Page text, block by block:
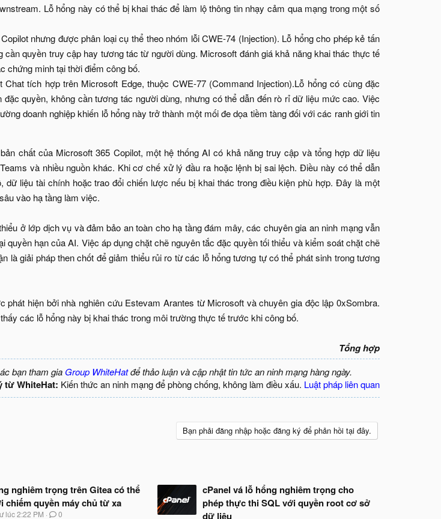
Lỗ hổng này có thể bị khai thác để làm lộ thông tin nhạy cảm qua mạng trong một số
nhưng được phân loại cụ thể theo nhóm lỗi CWE-74 (Injection). Lỗ hổng cho phép kẻ tấn
quyền truy cập hay tương tác từ người dùng. Microsoft đánh giá khả năng khai thác thực tế
chứng minh tại thời điểm công bố.​
Chat tích hợp trên Microsoft Edge, thuộc CWE-77 (Command Injection).Lỗ hổng có cùng đặc
quyền, không cần tương tác người dùng, nhưng có thể dẫn đến rò rỉ dữ liệu mức cao. Việc
doanh nghiệp khiến lỗ hổng này trở thành một mối đe dọa tiềm tàng đối với các ranh giới tin
chất của Microsoft 365 Copilot, một hệ thống AI có khả năng truy cập và tổng hợp dữ liệu
và nhiều nguồn khác. Khi cơ chế xử lý đầu ra hoặc lệnh bị sai lệch. Điều này có thể dẫn
dữ liệu tài chính hoặc trao đổi chiến lược nếu bị khai thác trong điều kiện phù hợp. Đây là một
vào hạ tầng làm việc.
ở lớp dịch vụ và đảm bảo an toàn cho hạ tầng đám mây, các chuyên gia an ninh mạng vẫn
quyền hạn của AI. Việc áp dụng chặt chẽ nguyên tắc đặc quyền tối thiểu và kiểm soát chặt chẽ
là giải pháp then chốt để giảm thiểu rủi ro từ các lỗ hổng tương tự có thể phát sinh trong tương
hiện bởi nhà nghiên cứu Estevam Arantes từ Microsoft và chuyên gia độc lập 0xSombra.
các lỗ hổng này bị khai thác trong môi trường thực tế trước khi công bố.
Tổng hợp
bạn tham gia Group WhiteHatđể thảo luận và cập nhật tin tức an ninh mạng hàng ngày.
từ WhiteHat: Kiến thức an ninh mạng để phòng chống, không làm điều xấu. Luật pháp liên quan
Bạn phải đăng nhập hoặc đăng ký để phản hồi tại đây.
nghiêm trọng trên Gitea có thể
chiếm quyền máy chủ từ xa
lúc 2:22 PM 0
cPanel vá lỗ hổng nghiêm trọng cho
phép thực thi SQL với quyền root cơ sở
dữ liệu